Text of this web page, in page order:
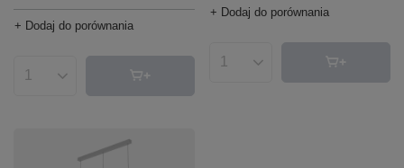
+ Dodaj do porównania
Ilość produktów
+ Dodaj do porównania
Ilość produktów